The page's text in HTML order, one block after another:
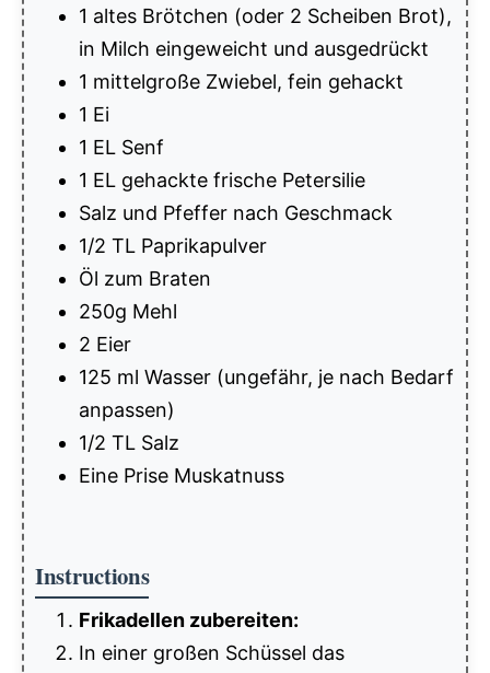
1 altes Brötchen (oder 2 Scheiben Brot),
in Milch eingeweicht und ausgedrückt
1 mittelgroße Zwiebel, fein gehackt
1 Ei
1 EL Senf
1 EL gehackte frische Petersilie
Salz und Pfeffer nach Geschmack
1/2 TL Paprikapulver
Öl zum Braten
250g Mehl
2 Eier
125 ml Wasser (ungefähr, je nach Bedarf
anpassen)
1/2 TL Salz
Eine Prise Muskatnuss
Instructions
Frikadellen zubereiten:
In einer großen Schüssel das